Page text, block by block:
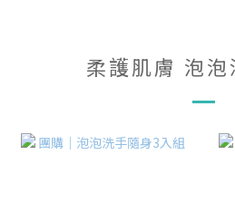
柔護肌膚 泡泡